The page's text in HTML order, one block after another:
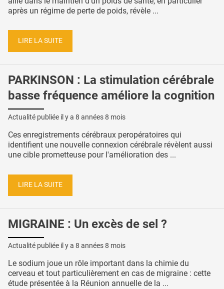
après un régime de perte de poids, révèle ...
LIRE LA SUITE
PARKINSON : La stimulation cérébrale
basse fréquence améliore la cognition
Actualité publiée il y a 8 années 8 mois
Ces enregistrements cérébraux peropératoires qui
identifient une nouvelle connexion cérébrale révèlent aussi
une cible prometteuse pour l'amélioration des ...
LIRE LA SUITE
MIGRAINE : Un excès de sel ?
Actualité publiée il y a 8 années 8 mois
Le sodium joue un rôle important dans la chimie du
cerveau et tout particulièrement en cas de migraine : cette
étude présentée à la Réunion annuelle de la ...